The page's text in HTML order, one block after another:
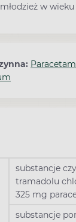
w wieku
substancje
tramadolu
325 mg
substancje